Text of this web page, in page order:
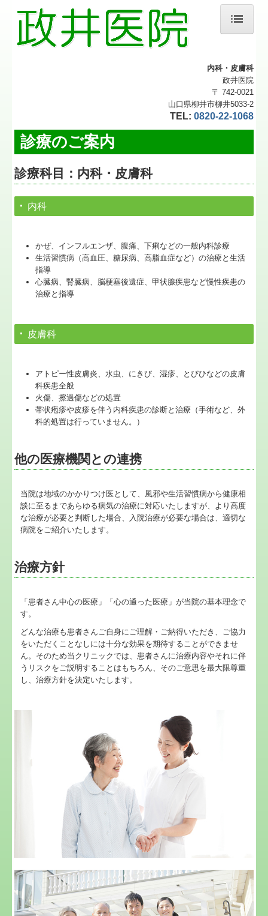
ホーム
予防接種
健診・検診
交通案内
内科・皮膚科
政井医院
〒 742-0021
山口県柳井市柳井5033-2
TEL: 0820-22-1068
診療のご案内
診療科目：内科・皮膚科
内科
かぜ、インフルエンザ、腹痛、下痢などの一般内科診療
生活習慣病（高血圧、糖尿病、高脂血症など）の治療と生活
指導
心臓病、腎臓病、脳梗塞後遺症、甲状腺疾患など慢性疾患の
治療と指導
皮膚科
アトピー性皮膚炎、水虫、にきび、湿疹、とびひなどの皮膚
科疾患全般
火傷、擦過傷などの処置
帯状疱疹や皮疹を伴う内科疾患の診断と治療（手術など、外
科的処置は行っていません。）
他の医療機関との連携
当院は地域のかかりつけ医として、風邪や生活習慣病から健康相
談に至るまであらゆる病気の治療に対応いたしますが、より高度
な治療が必要と判断した場合、入院治療が必要な場合は、適切な
病院をご紹介いたします。
治療方針
「患者さん中心の医療」「心の通った医療」が当院の基本理念で
す。
どんな治療も患者さんご自身にご理解・ご納得いただき、ご協力
をいただくことなしには十分な効果を期待することができませ
ん。そのため当クリニックでは、患者さんに治療内容やそれに伴
うリスクをご説明することはもちろん、そのご意思を最大限尊重
し、治療方針を決定いたします。